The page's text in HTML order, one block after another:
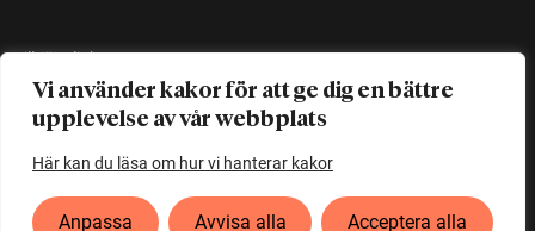
Vi använder kakor för att ge dig en bättre
upplevelse av vår webbplats
Här kan du läsa om hur vi hanterar kakor
Anpassa Avvisa alla Acceptera alla
Tillgänglighet
Ett initiativ avVetenskapsrådet